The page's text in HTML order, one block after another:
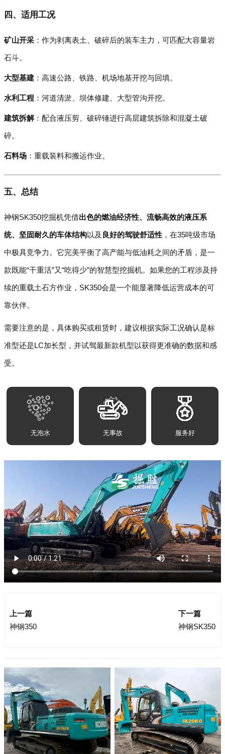
四、适用工况
矿山开采 ：作为剥离表土、破碎后的装车主力，可匹配大容量岩
石斗。
大型基建 ：高速公路、铁路、机场地基开挖与回填。
水利工程 ：河道清淤、坝体修建、大型管沟开挖。
建筑拆解：配合液压剪、破碎锤进行高层建筑拆除和混凝土破
碎。
石料场 ：重载装料和搬运作业。
五、总结
神钢SK350挖掘机凭借出色的燃油经济性、流畅高效的液压系
统、坚固耐久的车体结构以及 良好的驾驶舒适性 ，在35吨级市场
中极具竞争力。它完美平衡了高产能与低油耗之间的矛盾，是一
款既能“干重活”又“吃得少”的智慧型挖掘机。如果您的工程涉及持
续的重载土石方作业，SK350会是一个能显著降低运营成本的可
靠伙伴。
需要注意的是，具体购买或租赁时，建议根据实际工况确认是标
准型还是LC加长型，并试驾最新款机型以获得更准确的数据和感
受。
无泡水 无事故 服务好
上一篇
神钢350
下一篇
神钢SK350